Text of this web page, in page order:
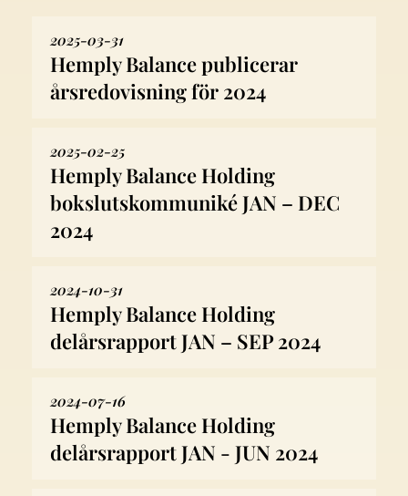
2025-03-31
Hemply Balance publicerar
årsredovisning för 2024
2025-02-25
Hemply Balance Holding
bokslutskommuniké JAN – DEC
2024
2024-10-31
Hemply Balance Holding
delårsrapport JAN – SEP 2024
2024-07-16
Hemply Balance Holding
delårsrapport JAN - JUN 2024